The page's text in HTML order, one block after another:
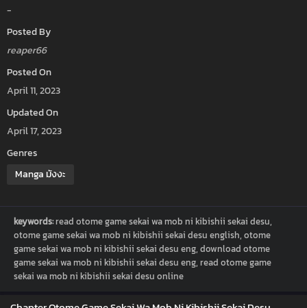
-
Posted By
reaper66
Posted On
April 11, 2023
Updated On
April 17, 2023
Genres
Manga มังงะ
keywords:read otome game sekai wa mob ni kibishii sekai desu,
otome game sekai wa mob ni kibishii sekai desu english, otome
game sekai wa mob ni kibishii sekai desu eng, download otome
game sekai wa mob ni kibishii sekai desu eng, read otome game
sekai wa mob ni kibishii sekai desu online